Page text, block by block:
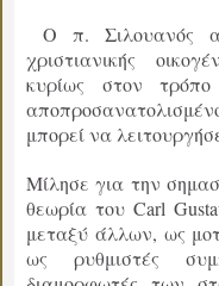
Ο π. Σιλουανός
χριστιανικής
κυρίως στον
μπορεί να
Μίλησε για την
θεωρία του Carl
μεταξύ άλλων, ως
ως ρυθμιστές